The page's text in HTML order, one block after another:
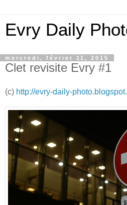
Evry Daily
mercredi, février 11, 2015
Clet revisite Evry #1
(c) http://evry-daily-